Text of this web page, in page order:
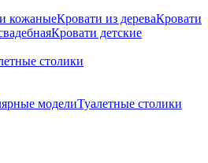
кожаныеКровати из дереваКровати
Кровати детские
столики
моделиТуалетные столики